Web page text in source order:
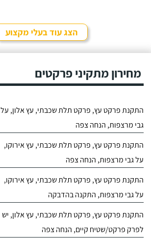
הצג עוד בעלי מקצוע
מחירון מתקיני פרקטים
התקנת פרקט עץ, פרקט תלת שכבתי, עץ אלון, על
גבי מרצפות, הנחה צפה
התקנת פרקט עץ, פרקט תלת שכבתי, עץ אירוקו,
על גבי מרצפות, הנחה צפה
התקנת פרקט עץ, פרקט תלת שכבתי, עץ אירוקו,
על גבי מרצפות, התקנה בהדבקה
התקנת פרקט עץ, פרקט תלת שכבתי, עץ אלון, יש
לפרק פרקט/שטיח קיים, הנחה צפה